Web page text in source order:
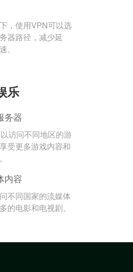
，使用VPN可以选
器路径，减少延
。
乐
务器
访问不同地区的游
受更多游戏内容和
内容
不同国家的流媒体
的电影和电视剧。